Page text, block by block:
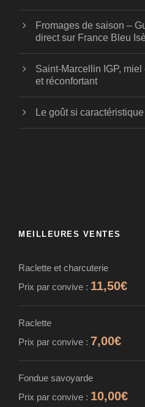
Fromages de saison –
direct sur France Bleu
Saint-Marcellin IGP,
et réconfortant
Le goût si caractéristique
MEILLEURES VENTES
Raclette et charcuterie
Prix par convive : 11,50€
Raclette
Prix par convive : 7,00€
Fondue savoyarde
Prix par convive : 10,00€